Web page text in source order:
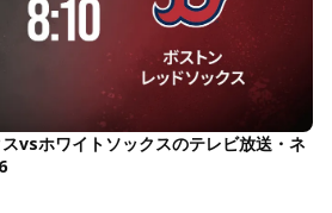
スvsホワイトソックスのテレビ放送・ネ